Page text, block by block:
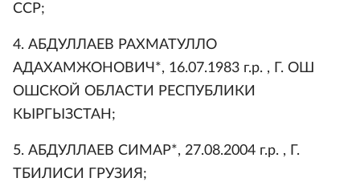
ССР;
4. АБДУЛЛАЕВ РАХМАТУЛЛО
АДАХАМЖОНОВИЧ*, 16.07.1983 г.р. , Г. ОШ
ОШСКОЙ ОБЛАСТИ РЕСПУБЛИКИ
КЫРГЫЗСТАН;
5. АБДУЛЛАЕВ СИМАР*, 27.08.2004 г.р. , Г.
ТБИЛИСИ ГРУЗИЯ;